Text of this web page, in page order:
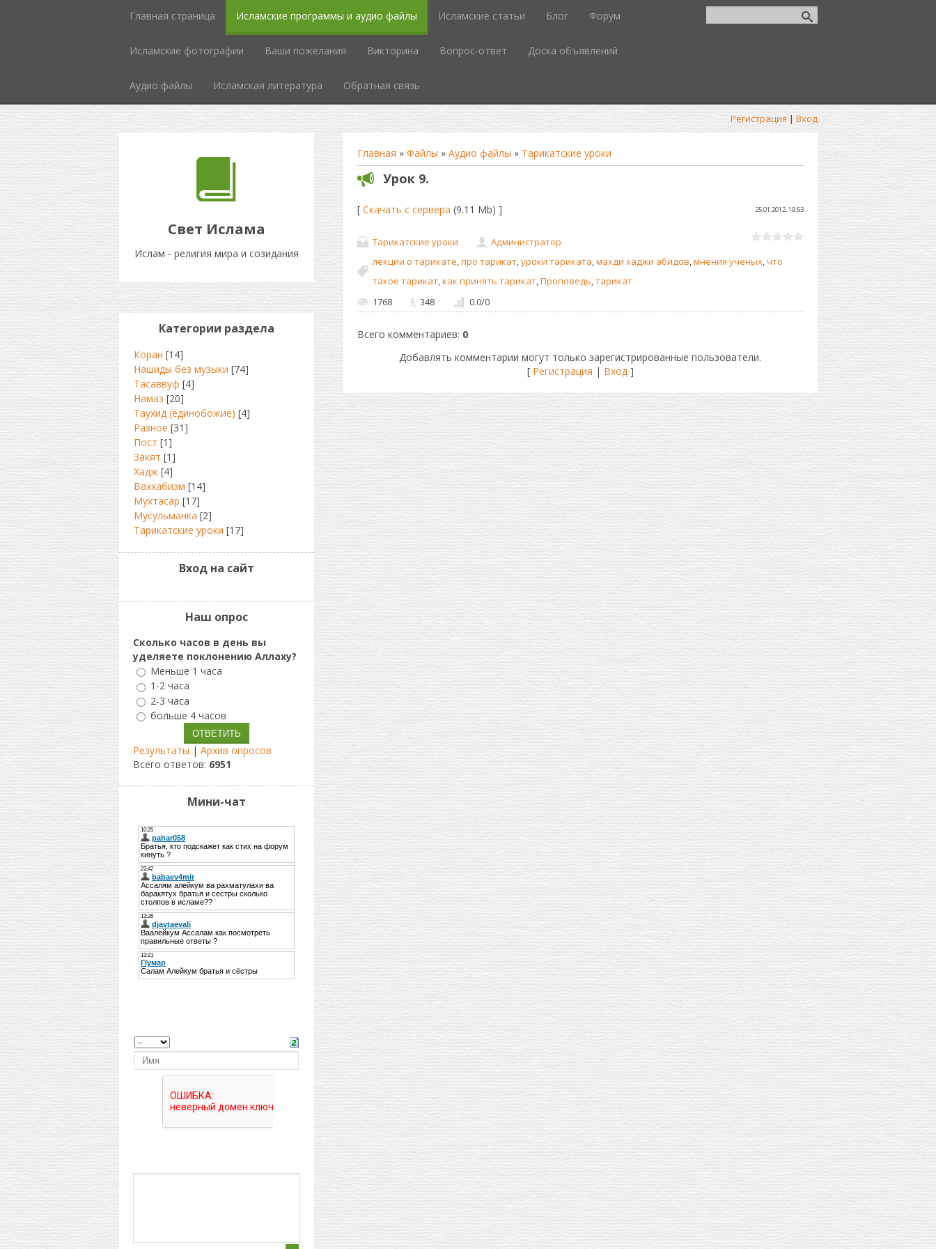
Главная страница Исламские программы и аудио файлы Исламские статьи Блог Форум
Исламcкие фотографии Ваши пожелания Викторина Вопрос-ответ Доска объявлений
Аудио файлы Исламская литература Обратная связь
Регистрация | Вход
Свет Ислама
Ислам - религия мира и созидания
Главная » Файлы » Аудио файлы » Тарикатские уроки
Урок 9.
[ Скачать с сервера (9.11 Mb) ] 25.01.2012, 19:53
Тарикатские уроки
Администратор
лекции о тарикате про тарикат, уроки тариката махди хаджи абидов мнения ученых, что
такое тарикат, как принять тарикат, Проповедь тарикат
1768
348 0.0/0
Всего комментариев: 0
Добавлять комментарии могут только зарегистрированные пользователи.
[ Регистрация | Вход]
Категории раздела
Коран [14]
Нашиды без музыки [74]
Тасаввуф [4]
Намаз [20]
Таухид (единобожие) [4]
Разное [31]
Пост [1]
Закят [1]
Хадж [4]
Ваххабизм [14]
Мухтасар [17]
Мусульманка [2]
Тарикатские уроки [17]
Вход на сайт
Наш опрос
Сколько часов в день вы
уделяете поклонению Аллаху?
Меньше 1 часа
1-2 часа
2-3 часа
больше 4 часов
Результаты | Архив опросов
Всего ответов: 6951
Мини-чат